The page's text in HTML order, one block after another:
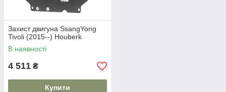
Захист двигуна SsangYong
Tivoli (2015--) Houberk
В наявності
4 511 ₴
Купити